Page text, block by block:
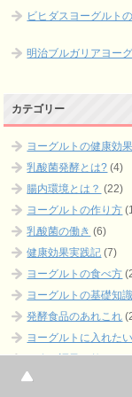
ビヒダスヨーグルト
明治ブルガリアヨー
カテゴリー
ヨーグルトの健康効果
乳酸菌発酵とは? (4)
腸内環境とは？ (22)
ヨーグルトの作り方
乳酸菌の働き (6)
健康効果実践記 (7)
ヨーグルトの食べ方
ヨーグルトの基礎知識
発酵食品のあれこれ
ヨーグルトに入れた
お腹の調子を整える
正しい便秘解消法